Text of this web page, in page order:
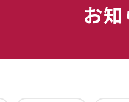
お